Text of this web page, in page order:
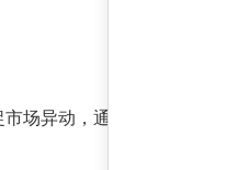
场异动，通过算法优化风